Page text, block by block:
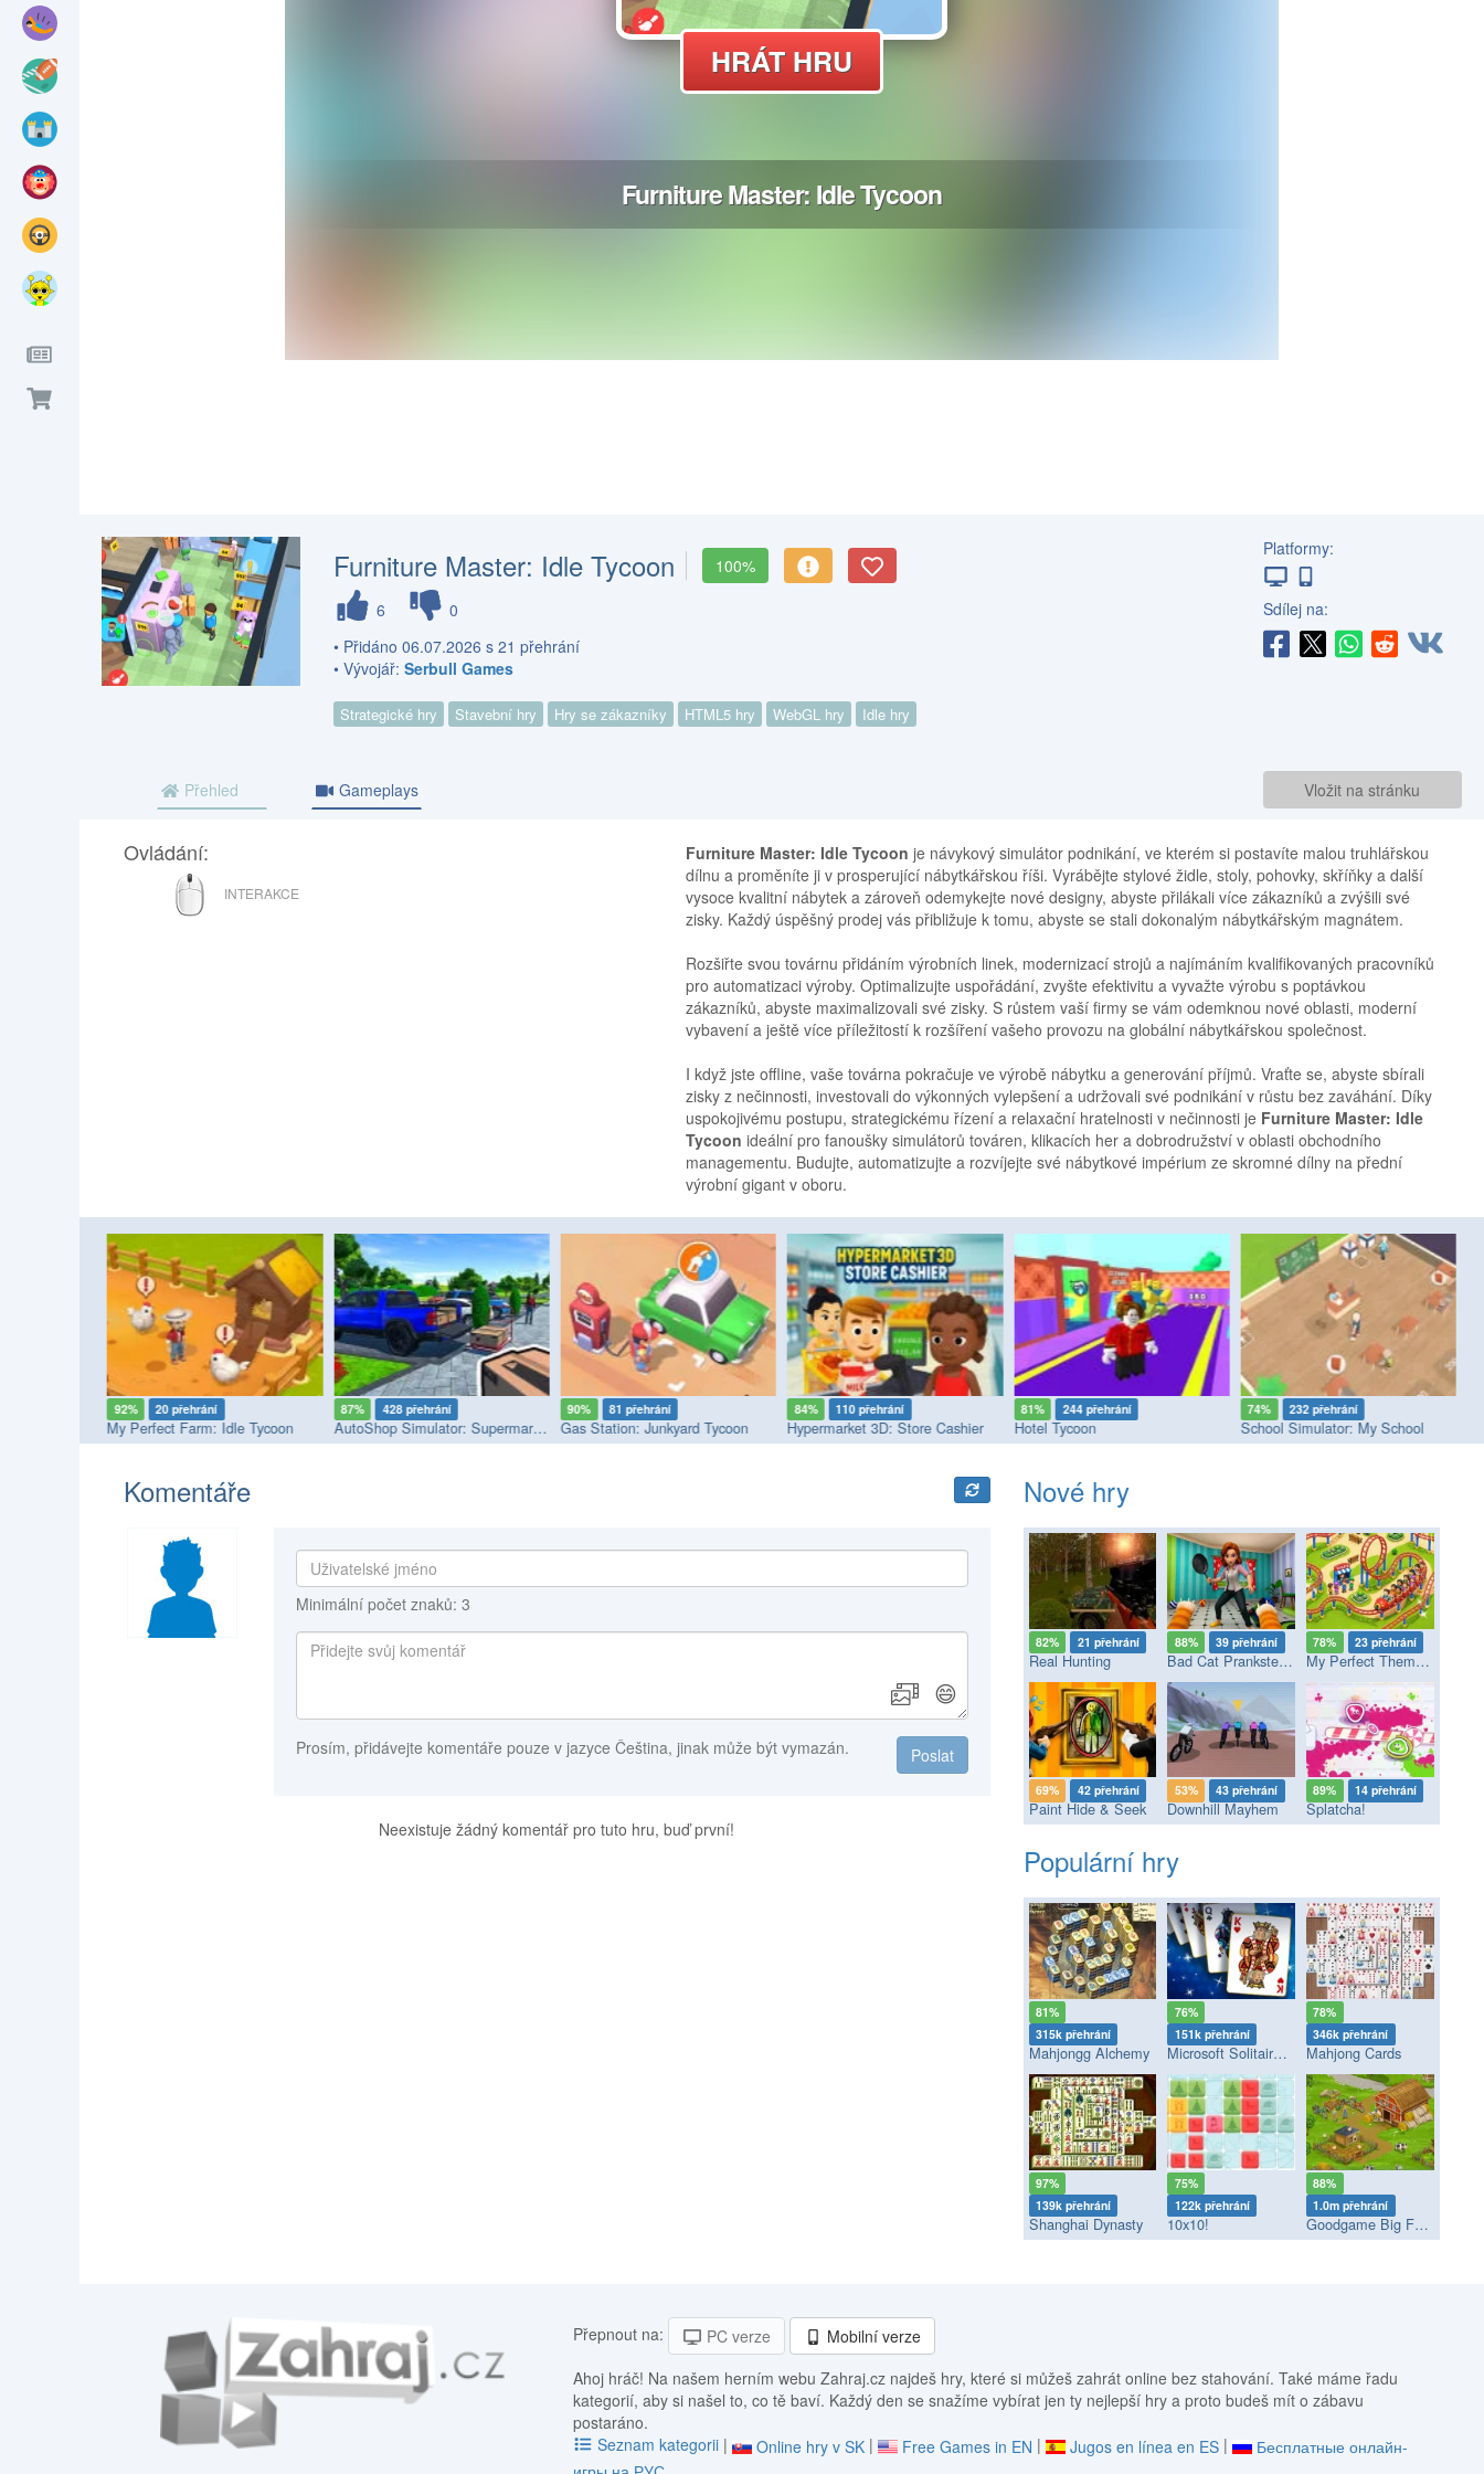
Furniture Master: Idle Tycoon
100%
6
0
• Přidáno 06.07.2026 s 21 přehrání
• Vývojář:Serbull Games
Strategické hry Stavební hry Hry se zákazníky HTML5 hry WebGL hry Idle hry
Platformy:
Sdílej na:
Vložit na stránku
Přehled Gameplays
Ovládání:
MYŠ
INTERAKCE
Furniture Master: Idle Tycoon je návykový simulátor podnikání, ve kterém si postavíte malou truhlářskou
dílnu a proměníte ji v prosperující nábytkářskou říši. Vyrábějte stylové židle, stoly, pohovky, skříňky a další
vysoce kvalitní nábytek a zároveň odemykejte nové designy, abyste přilákali více zákazníků a zvýšili své
zisky. Každý úspěšný prodej vás přibližuje k tomu, abyste se stali dokonalým nábytkářským magnátem.
Rozšiřte svou továrnu přidáním výrobních linek, modernizací strojů a najímáním kvalifikovaných pracovníků
pro automatizaci výroby. Optimalizujte uspořádání, zvyšte efektivitu a vyvažte výrobu s poptávkou
zákazníků, abyste maximalizovali své zisky. S růstem vaší firmy se vám odemknou nové oblasti, moderní
vybavení a ještě více příležitostí k rozšíření vašeho provozu na globální nábytkářskou společnost.
I když jste offline, vaše továrna pokračuje ve výrobě nábytku a generování příjmů. Vraťte se, abyste sbírali
zisky z nečinnosti, investovali do výkonných vylepšení a udržovali své podnikání v růstu bez zaváhání. Díky
uspokojivému postupu, strategickému řízení a relaxační hratelnosti v nečinnosti je Furniture Master: Idle
Tycoon ideální pro fanoušky simulátorů továren, klikacích her a dobrodružství v oblasti obchodního
managementu. Budujte, automatizujte a rozvíjejte své nábytkové impérium ze skromné dílny na přední
výrobní gigant v oboru.
92% 20 přehrání
My Perfect Farm: Idle Tycoon
87% 428 přehrání
AutoShop Simulator: Supermarket 2026
90% 81 přehrání
Gas Station: Junkyard Tycoon
84% 110 přehrání
Hypermarket 3D: Store Cashier
81% 244 přehrání
Hotel Tycoon
74% 232 přehrání
School Simulator: My School
Komentáře
Minimální počet znaků: 3
😄
Poslat
Prosím, přidávejte komentáře pouze v jazyce Čeština, jinak může být vymazán.
Neexistuje žádný komentář pro tuto hru, buď první!
Nové hry
82% 21 přehrání
Real Hunting
88% 39 přehrání
Bad Cat Prankster - Mom’s Return
78% 23 přehrání
My Perfect Theme Park
69% 42 přehrání
Paint Hide & Seek
53% 43 přehrání
Downhill Mayhem
89% 14 přehrání
Splatcha!
Populární hry
81%
315k přehrání
Mahjongg Alchemy
76%
151k přehrání
Microsoft Solitaire Collection
78%
346k přehrání
Mahjong Cards
97%
139k přehrání
Shanghai Dynasty
75%
122k přehrání
10x10!
88%
1.0m přehrání
Goodgame Big Farm
Přepnout na: PC verze
Mobilní verze
Ahoj hráč! Na našem herním webu Zahraj.cz najdeš hry, které si můžeš zahrát online bez stahování. Také máme řadu
kategorií, aby si našel to, co tě baví. Každý den se snažíme vybírat jen ty nejlepší hry a proto budeš mít o zábavu
postaráno.
Seznam kategorii | Online hry v SK | Free Games in EN | Jugos en línea en ES |
Бесплатные онлайн-